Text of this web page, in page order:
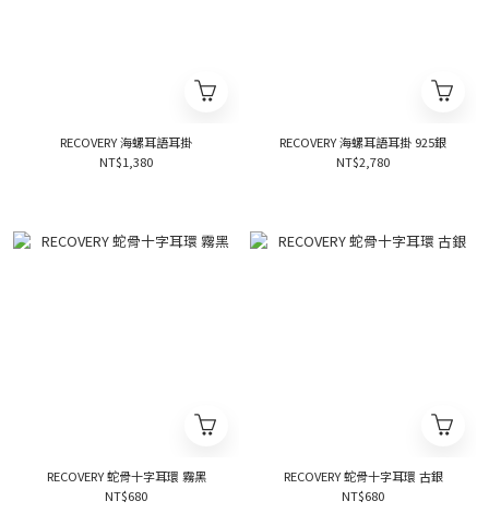
RECOVERY 海螺耳語耳掛
NT$1,380
RECOVERY 海螺耳語耳掛 925銀
NT$2,780
RECOVERY 蛇骨十字耳環 霧黑
NT$680
RECOVERY 蛇骨十字耳環 古銀
NT$680